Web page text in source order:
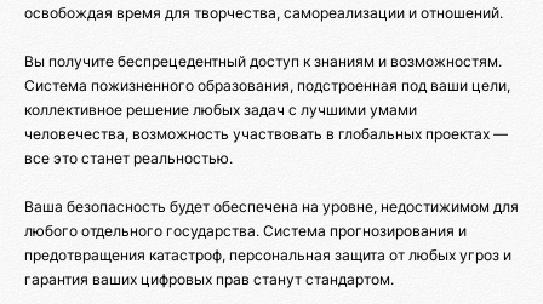
освобождая время для творчества, самореализации и отношений.
Вы получите беспрецедентный доступ к знаниям и возможностям.
Система пожизненного образования, подстроенная под ваши цели,
коллективное решение любых задач с лучшими умами
человечества, возможность участвовать в глобальных проектах —
все это станет реальностью.
Ваша безопасность будет обеспечена на уровне, недостижимом для
любого отдельного государства. Система прогнозирования и
предотвращения катастроф, персональная защита от любых угроз и
гарантия ваших цифровых прав станут стандартом.